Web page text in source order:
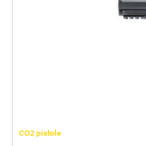
CO2 pistole